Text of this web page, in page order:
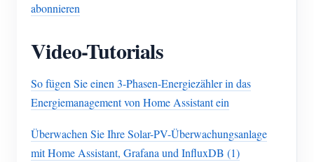
abonnieren
Video-Tutorials
So fügen Sie einen 3-Phasen-Energiezähler in das
Energiemanagement von Home Assistant ein
Überwachen Sie Ihre Solar-PV-Überwachungsanlage
mit Home Assistant, Grafana und InfluxDB (1)